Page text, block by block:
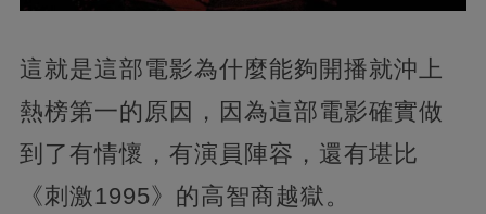
這就是這部電影為什麼能夠開播就沖上
熱榜第一的原因，因為這部電影確實做
到了有情懷，有演員陣容，還有堪比
《刺激1995》的高智商越獄。